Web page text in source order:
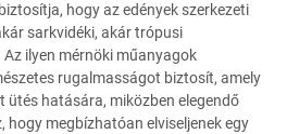
hogy az edények szerkezeti
sarkvidéki, akár trópusi
ilyen mérnöki műanyagok
rugalmasságot biztosít, amely
ütés hatására, miközben elegendő
hogy megbízhatóan elviseljenek egy